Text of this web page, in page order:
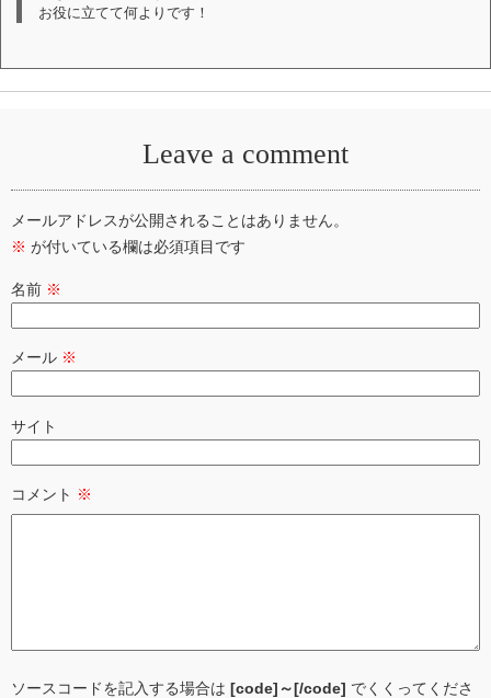
お役に立てて何よりです！
Leave a comment
メールアドレスが公開されることはありません。
※ が付いている欄は必須項目です
名前 ※
メール ※
サイト
コメント ※
ソースコードを記入する場合は [code]～[/code] でくくってくださ